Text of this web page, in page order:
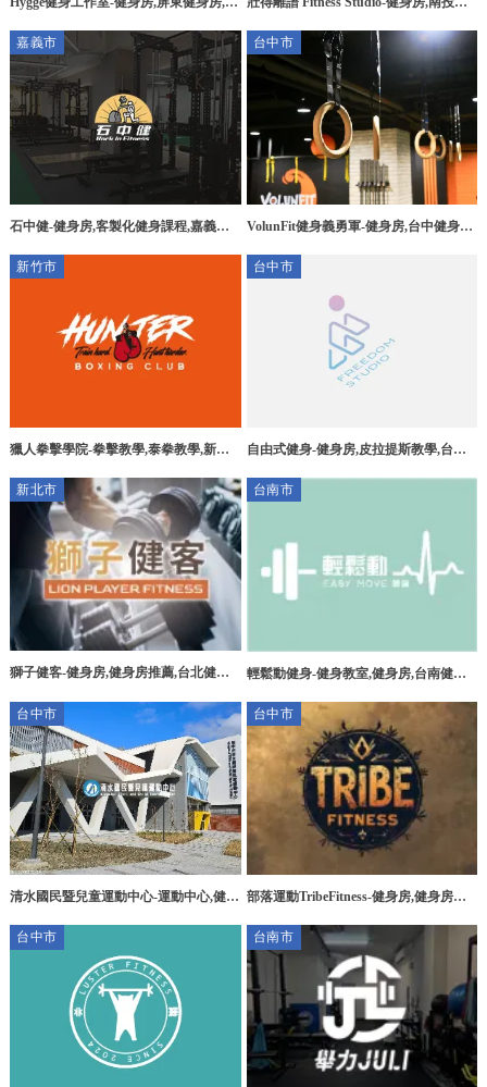
嘉義市
石中健-健身房,客製化健身課程,嘉義健
台中市
VolunFit健身義勇軍-健身房,台中健身房,
新竹市
獵人拳擊學院-拳擊教學,泰拳教學,新竹
台中市
自由式健身-健身房,皮拉提斯教學,台中
教學
新北市
獅子健客-健身房,健身房推薦,台北健身
台南市
輕鬆動健身-健身教室,健身房,台南健身
台中市
清水國民暨兒童運動中心-運動中心,健身
台中市
部落運動TribeFitness-健身房,健身房場
台中市
台南市